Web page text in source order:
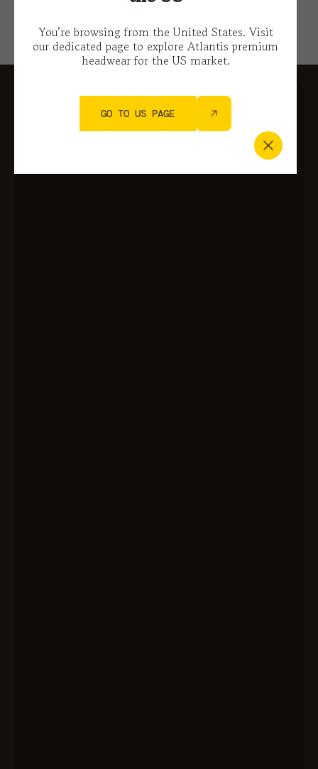
You’re browsing from the United States. Visit
our dedicated page to explore Atlantis premium
headwear for the US market.
GO TO US PAGE